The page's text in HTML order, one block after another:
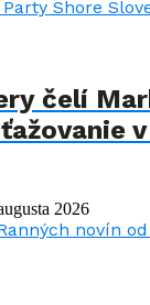
čelí
2026